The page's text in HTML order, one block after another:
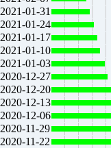
2021-01-31
2021-01-24
2021-01-17
2021-01-10
2021-01-03
2020-12-27
2020-12-20
2020-12-13
2020-12-06
2020-11-29
2020-11-22